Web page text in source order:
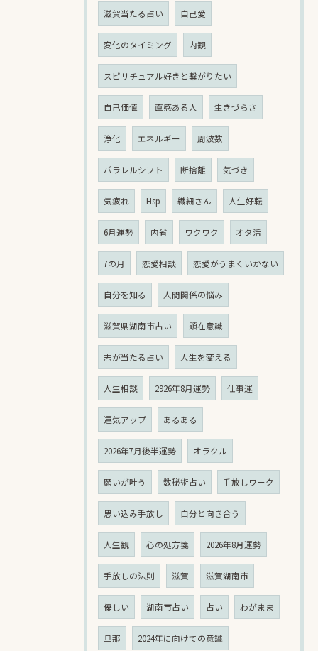
滋賀当たる占い 自己愛
変化のタイミング 内観
スピリチュアル好きと繋がりたい
自己価値 直感ある人 生きづらさ
浄化 エネルギー 周波数
パラレルシフト 断捨離 気づき
気疲れ Hsp 繊細さん 人生好転
6月運勢 内省 ワクワク オタ活
7の月 恋愛相談 恋愛がうまくいかない
自分を知る 人間関係の悩み
滋賀県湖南市占い 顕在意識
志が当たる占い 人生を変える
人生相談 2926年8月運勢 仕事運
運気アップ あるある
2026年7月後半運勢 オラクル
願いが叶う 数秘術占い 手放しワーク
思い込み手放し 自分と向き合う
人生観 心の処方箋 2026年8月運勢
手放しの法則 滋賀 滋賀湖南市
優しい 湖南市占い 占い わがまま
旦那 2024年に向けての意識